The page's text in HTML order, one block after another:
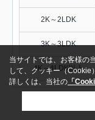
2K～2LDK
3K～3LDK
4K～4LDK以上
当サイトでは、お客様の
して、クッキー（Cookie
詳しくは、当社の 「